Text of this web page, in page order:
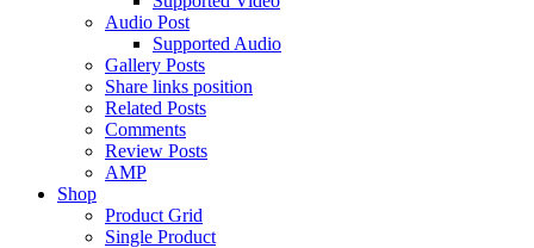
Audio Post
Supported Audio
Gallery Posts
Share links position
Related Posts
Comments
Review Posts
AMP
Shop
Product Grid
Single Product